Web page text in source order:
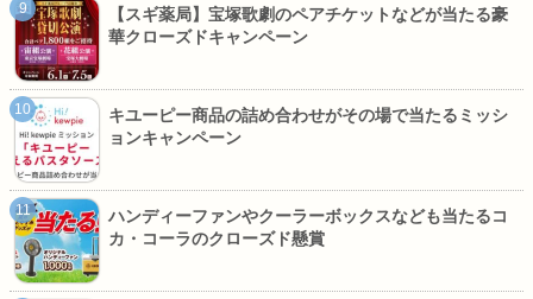
【スギ薬局】宝塚歌劇のペアチケットなどが当たる豪
華クローズドキャンペーン
キユーピー商品の詰め合わせがその場で当たるミッシ
ョンキャンペーン
ハンディーファンやクーラーボックスなども当たるコ
カ・コーラのクローズド懸賞